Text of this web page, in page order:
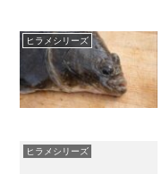
ヒラメシリーズ
ヒラメシリーズ